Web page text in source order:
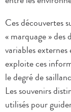
Ces découvertes
« marquage »
variables
exploite ces
le degré de
Les souvenirs
utilisés pour